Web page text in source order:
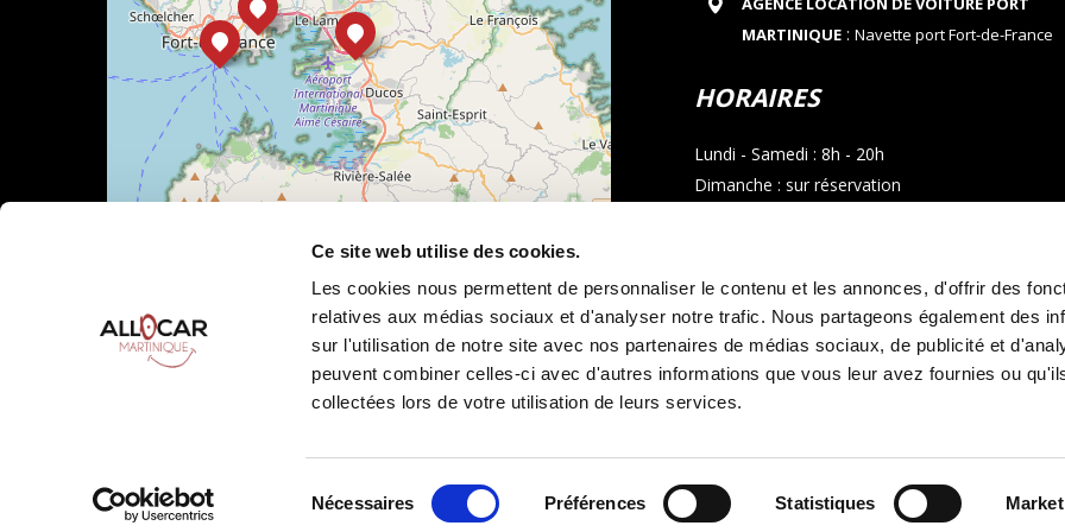
Ce site web utilise des cookies.
Les cookies nous permettent de personnaliser le contenu et les annonces, d'offrir des
relatives aux médias sociaux et d'analyser notre trafic. Nous partageons également des
sur l'utilisation de notre site avec nos partenaires de médias sociaux, de publicité et
peuvent combiner celles-ci avec d'autres informations que vous leur avez fournies ou
collectées lors de votre utilisation de leurs services.
Nécessaires Préférences Statistiques
Leaflet |©OpenStreetMapcontributors
MARTINIQUE: Navette port Fort-de-France
HORAIRES
Lundi - Samedi : 8h - 20h
Dimanche : sur réservation
Email : allocarmartinique@gmail.com
Allocar Martinique © Tous droits réservés Conditions générales de location Mentions légalesetPolitique de cookies